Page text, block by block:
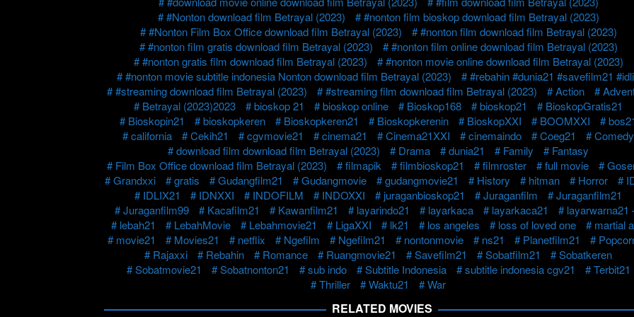
#Nonton download film Betrayal (2023)
#nonton film bioskop download film Betrayal (2023)
#Nonton Film Box Office download film Betrayal (2023)
#nonton film download film Betrayal (2023)
#nonton film gratis download film Betrayal (2023)
#nonton film online download film Betrayal (2023)
#nonton gratis film download film Betrayal (2023)
#nonton movie online download film Betrayal (2023)
#nonton movie subtitle indonesia Nonton download film Betrayal (2023)
#rebahin #dunia21 #savefilm21
#streaming download film Betrayal (2023)
#streaming film download film Betrayal (2023) Action
Betrayal (2023)2023
bioskop 21 bioskop online Bioskop168 bioskop21
BioskopGratis21
Bioskopin21
bioskopkeren Bioskopkeren21 Bioskopkerenin BioskopXXI BOOMXXI
california
Cekih21 cgvmovie21 cinema21 Cinema21XXI cinemaindo Coeg21
Comedy
download film download film Betrayal (2023)
Drama dunia21 Family
Fantasy
Film Box Office download film Betrayal (2023)
filmapik filmbioskop21 filmroster full movie
Grandxxi
gratis Gudangfilm21 Gudangmovie gudangmovie21 History hitman Horror
IDLIX21
IDNXXI INDOFILM INDOXXI juraganbioskop21 Juraganfilm
Juraganfilm21
Juraganfilm99
Kacafilm21 Kawanfilm21 layarindo21 layarkaca layarkaca21
lebah21
LebahMovie Lebahmovie21 LigaXXI lk21 los angeles loss of loved one
martial
movie21
Movies21 netflix Ngefilm Ngefilm21 nontonmovie ns21 Planetfilm21
Rajaxxi
Rebahin Romance Ruangmovie21 Savefilm21 Sobatfilm21
Sobatkeren
Sobatmovie21
Sobatnonton21 sub indo Subtitle Indonesia subtitle indonesia cgv21
Terbit21
Thriller
Waktu21 War
RELATED MOVIES